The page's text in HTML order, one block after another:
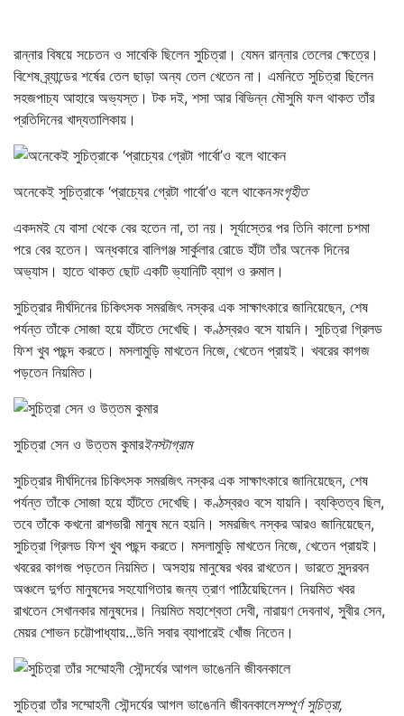
রান্নার বিষয়ে সচেতন ও সাবেকি ছিলেন সুচিত্রা। যেমন রান্নার তেলের ক্ষেত্রে।
বিশেষ ব্র্যান্ডের শর্ষের তেল ছাড়া অন্য তেল খেতেন না। এমনিতে সুচিত্রা ছিলেন
সহজপাচ্য আহারে অভ্যস্ত। টক দই, শসা আর বিভিন্ন মৌসুমি ফল থাকত তাঁর
প্রতিদিনের খাদ্যতালিকায়।
অনেকেই সুচিত্রাকে ‘প্রাচ্যের গ্রেটা গার্বো’ও বলে থাকেনসংগৃহীত
একদমই যে বাসা থেকে বের হতেন না, তা নয়। সূর্যাস্তের পর তিনি কালো চশমা
পরে বের হতেন। অন্ধকারে বালিগঞ্জ সার্কুলার রোডে হাঁটা তাঁর অনেক দিনের
অভ্যাস। হাতে থাকত ছোট একটি ভ্যানিটি ব্যাগ ও রুমাল।
সুচিত্রার দীর্ঘদিনের চিকিৎসক সমরজিৎ নস্কর এক সাক্ষাৎকারে জানিয়েছেন, শেষ
পর্যন্ত তাঁকে সোজা হয়ে হাঁটতে দেখেছি। কণ্ঠস্বরও বসে যায়নি। সুচিত্রা গ্রিলড
ফিশ খুব পছন্দ করতে। মসলামুড়ি মাখতেন নিজে, খেতেন প্রায়ই। খবরের কাগজ
পড়তেন নিয়মিত।
সুচিত্রা সেন ও উত্তম কুমারইনস্টাগ্রাম
সুচিত্রার দীর্ঘদিনের চিকিৎসক সমরজিৎ নস্কর এক সাক্ষাৎকারে জানিয়েছেন, শেষ
পর্যন্ত তাঁকে সোজা হয়ে হাঁটতে দেখেছি। কণ্ঠস্বরও বসে যায়নি। ব্যক্তিত্ব ছিল,
তবে তাঁকে কখনো রাশভারী মানুষ মনে হয়নি। সমরজিৎ নস্কর আরও জানিয়েছেন,
সুচিত্রা গ্রিলড ফিশ খুব পছন্দ করতে। মসলামুড়ি মাখতেন নিজে, খেতেন প্রায়ই।
খবরের কাগজ পড়তেন নিয়মিত। অসহায় মানুষের খবর রাখতেন। ভারতে সুন্দরবন
অঞ্চলে দুর্গত মানুষদের সহযোগিতার জন্য ত্রাণ পাঠিয়েছিলেন। নিয়মিত খবর
রাখতেন সেখানকার মানুষদের। নিয়মিত মহাশ্বেতা দেবী, নারায়ণ দেবনাথ, সুবীর সেন,
মেয়র শোভন চট্টোপাধ্যায়...উনি সবার ব্যাপারেই খোঁজ নিতেন।
সুচিত্রা তাঁর সম্মোহনী সৌন্দর্যের আগল ভাঙেননি জীবনকালেসম্পূর্ণ সুচিত্রা,